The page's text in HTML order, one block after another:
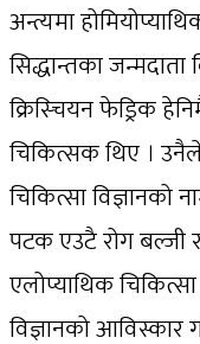
अन्त्यमा
सिद्धान्तका
क्रिस्चियन फेड्रिक
चिकित्सक थिए ।
चिकित्सा विज्ञानको
पटक एउटै रोग बल्जी
एलोप्याथिक
विज्ञानको